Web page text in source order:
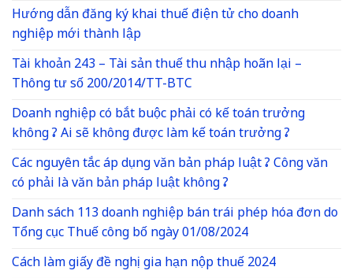
Hướng dẫn đăng ký khai thuế điện tử cho doanh
nghiệp mới thành lập
Tài khoản 243 – Tài sản thuế thu nhập hoãn lại –
Thông tư số 200/2014/TT-BTC
Doanh nghiệp có bắt buộc phải có kế toán trưởng
không ? Ai sẽ không được làm kế toán trưởng ?
Các nguyên tắc áp dụng văn bản pháp luật ? Công văn
có phải là văn bản pháp luật không ?
Danh sách 113 doanh nghiệp bán trái phép hóa đơn do
Tổng cục Thuế công bố ngày 01/08/2024
Cách làm giấy đề nghị gia hạn nộp thuế 2024